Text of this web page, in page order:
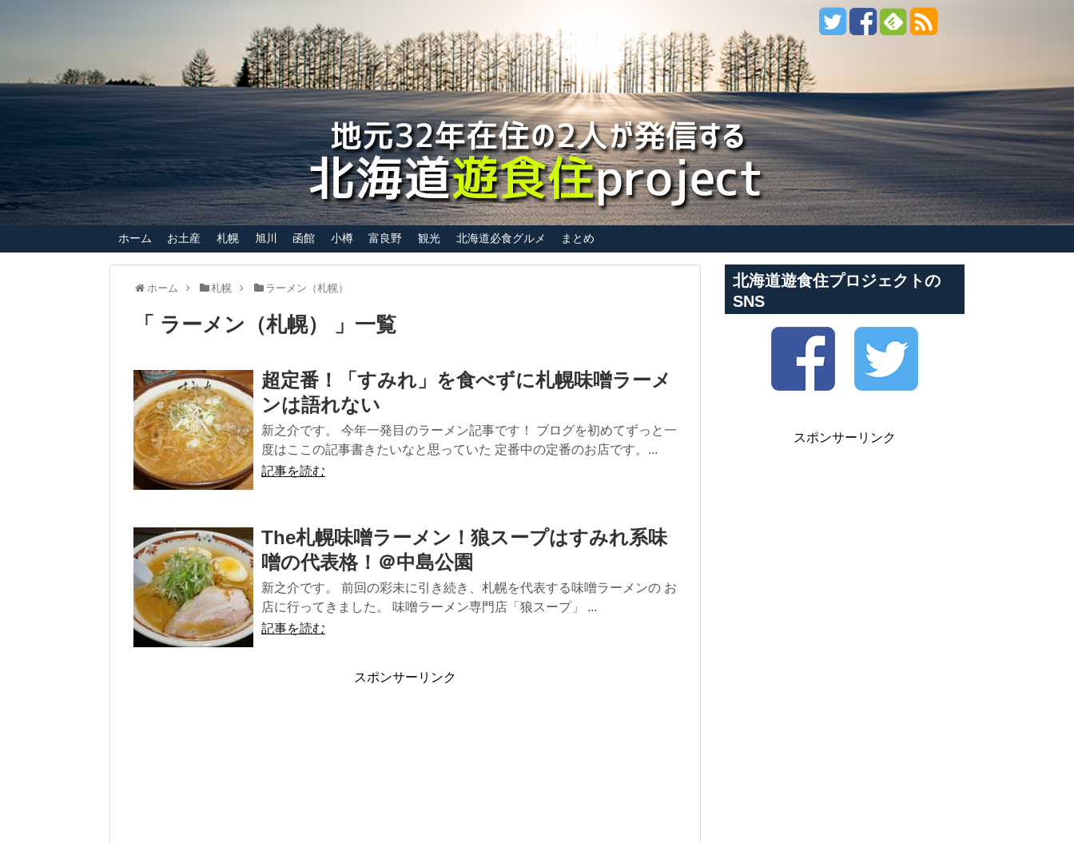
ホーム お土産 札幌 旭川 函館 小樽 富良野 観光 北海道必食グルメ まとめ
ホーム 札幌 ラーメン（札幌）
「 ラーメン（札幌） 」一覧
超定番！「すみれ」を食べずに札幌味噌ラーメ
ンは語れない
新之介です。 今年一発目のラーメン記事です！ ブログを初めてずっと一
度はここの記事書きたいなと思っていた 定番中の定番のお店です。...
記事を読む
The札幌味噌ラーメン！狼スープはすみれ系味
噌の代表格！＠中島公園
新之介です。 前回の彩未に引き続き、札幌を代表する味噌ラーメンの お
店に行ってきました。 味噌ラーメン専門店「狼スープ」 ...
記事を読む
スポンサーリンク
北海道遊食住プロジェクトの
SNS
スポンサーリンク